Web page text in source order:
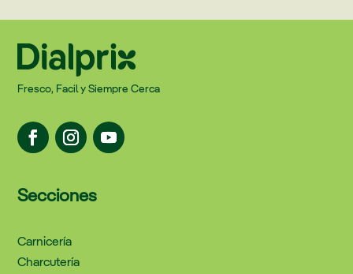
Fresco, Facil y Siempre Cerca
Secciones
Carnicería
Charcutería